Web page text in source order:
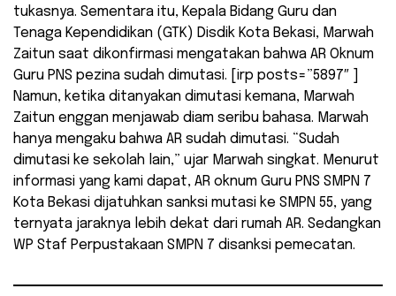
tukasnya. Sementara itu, Kepala Bidang Guru dan
Tenaga Kependidikan (GTK) Disdik Kota Bekasi, Marwah
Zaitun saat dikonfirmasi mengatakan bahwa AR Oknum
Guru PNS pezina sudah dimutasi. [irp posts=”5897″ ]
Namun, ketika ditanyakan dimutasi kemana, Marwah
Zaitun enggan menjawab diam seribu bahasa. Marwah
hanya mengaku bahwa AR sudah dimutasi. “Sudah
dimutasi ke sekolah lain,” ujar Marwah singkat. Menurut
informasi yang kami dapat, AR oknum Guru PNS SMPN 7
Kota Bekasi dijatuhkan sanksi mutasi ke SMPN 55, yang
ternyata jaraknya lebih dekat dari rumah AR. Sedangkan
WP Staf Perpustakaan SMPN 7 disanksi pemecatan.